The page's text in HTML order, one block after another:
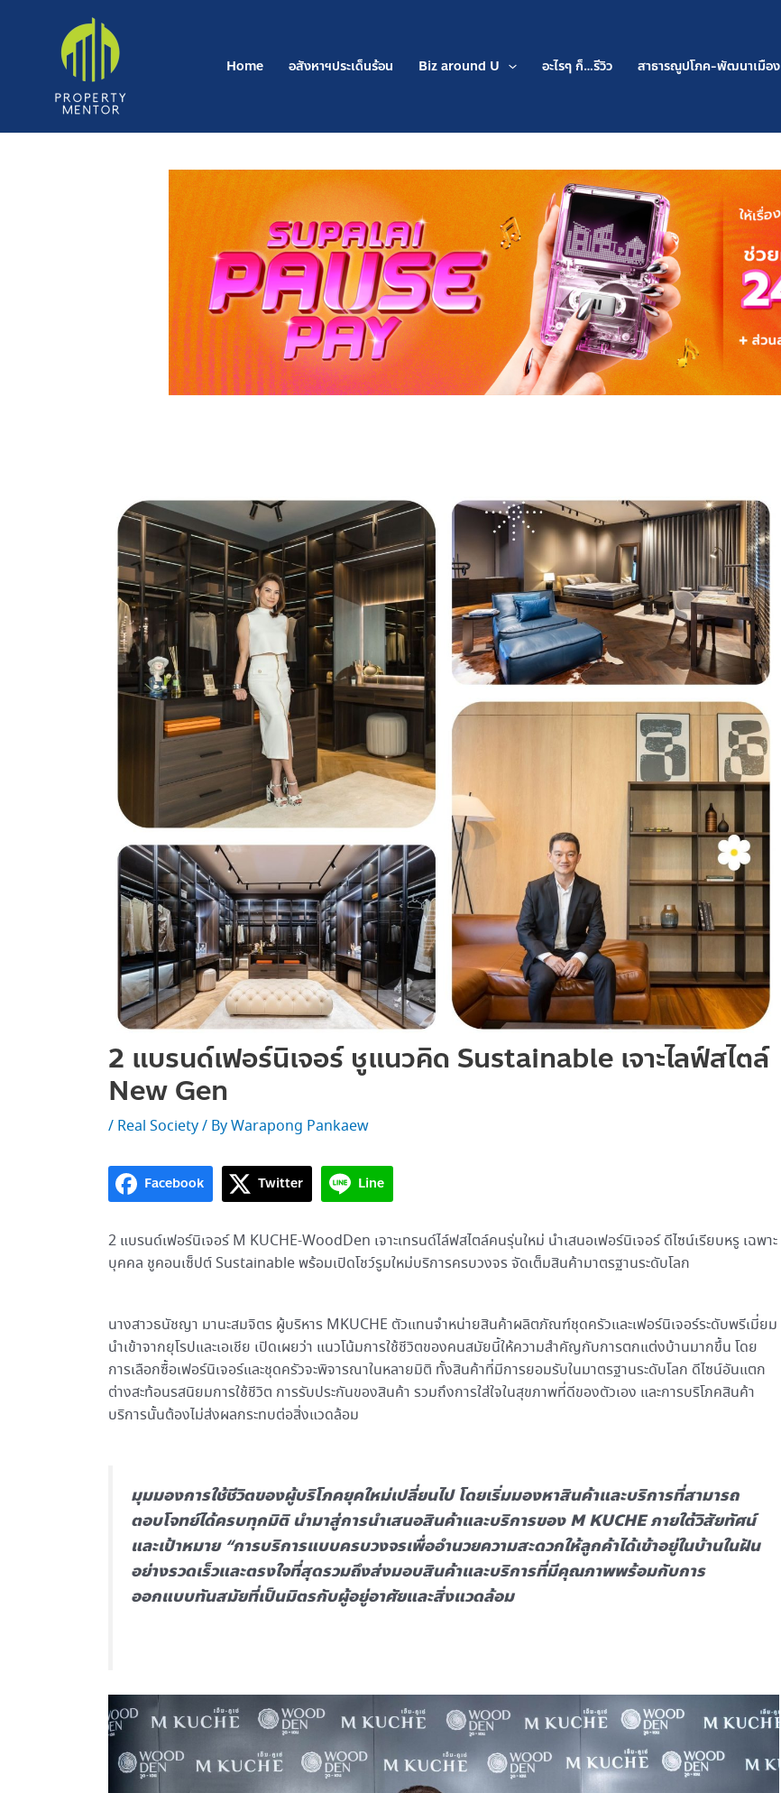
Home อสังหาฯประเด็นร้อน Biz around U อะไรๆ ก็…รีวิว สาธารณูปโภค-พัฒนาเมือง
2 แบรนด์เฟอร์นิเจอร์ ชูแนวคิด Sustainable เจาะไลฟ์สไตล์
New Gen
/ Real Society/ ByWarapong Pankaew
Facebook Twitter Line
2 แบรนด์เฟอร์นิเจอร์ M KUCHE-WoodDen เจาะเทรนด์ไล์ฟสไตล์คนรุ่นใหม่ นำเสนอเฟอร์นิเจอร์ ดีไซน์เรียบหรู เฉพาะ
บุคคล ชูคอนเซ็ปต์ Sustainable พร้อมเปิดโชว์รูมใหม่บริการครบวงจร จัดเต็มสินค้ามาตรฐานระดับโลก
นางสาวธนัชญา มานะสมจิตร ผู้บริหาร MKUCHE ตัวแทนจำหน่ายสินค้าผลิตภัณฑ์ชุดครัวและเฟอร์นิเจอร์ระดับพรีเมี่ยม
นำเข้าจากยุโรปและเอเชีย เปิดเผยว่า แนวโน้มการใช้ชีวิตของคนสมัยนี้ให้ความสำคัญกับการตกแต่งบ้านมากขึ้น โดย
การเลือกซื้อเฟอร์นิเจอร์และชุดครัวจะพิจารณาในหลายมิติ ทั้งสินค้าที่มีการยอมรับในมาตรฐานระดับโลก ดีไซน์อันแตก
ต่างสะท้อนรสนิยมการใช้ชีวิต การรับประกันของสินค้า รวมถึงการใส่ใจในสุขภาพที่ดีของตัวเอง และการบริโภคสินค้า
บริการนั้นต้องไม่ส่งผลกระทบต่อสิ่งแวดล้อม
มุมมองการใช้ชีวิตของผู้บริโภคยุคใหม่เปลี่ยนไป โดยเริ่มมองหาสินค้าและบริการที่สามารถ
ตอบโจทย์ได้ครบทุกมิติ นำมาสู่การนำเสนอสินค้าและบริการของ M KUCHE ภายใต้วิสัยทัศน์
และเป้าหมาย “การบริการแบบครบวงจรเพื่ออำนวยความสะดวกให้ลูกค้าได้เข้าอยู่ในบ้านในฝัน
อย่างรวดเร็วและตรงใจที่สุดรวมถึงส่งมอบสินค้าและบริการที่มีคุณภาพพร้อมกับการ
ออกแบบทันสมัยที่เป็นมิตรกับผู้อยู่อาศัยและสิ่งแวดล้อม
navigation